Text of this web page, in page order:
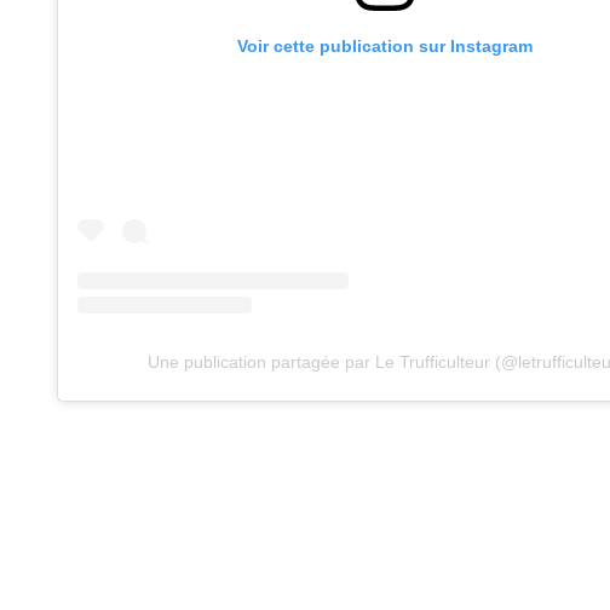
Voir cette publication sur Instagram
Une publication partagée par Le Trufficulteur